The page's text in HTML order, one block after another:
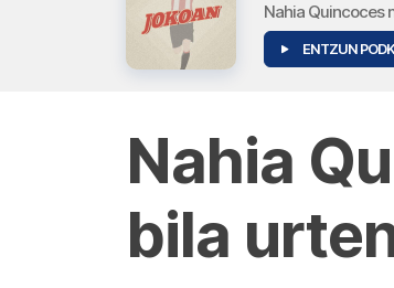
Nahia Quincoces
ENTZUN
Nahia
bila